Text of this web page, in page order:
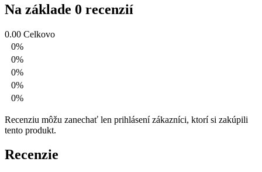
Na základe 0 recenzií
0.00 Celkovo
0%
0%
0%
0%
0%
Recenziu môžu zanechať len prihlásení zákazníci, ktorí si zakúpili
tento produkt.
Recenzie